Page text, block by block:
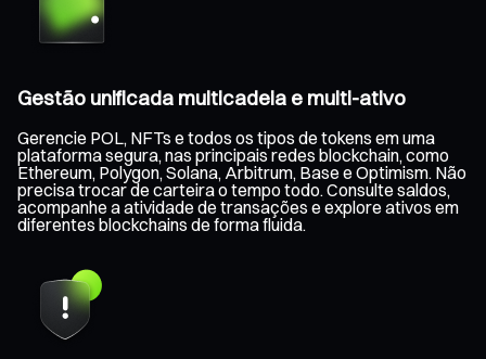
Gestão unificada multicadeia e multi-ativo
Gerencie POL, NFTs e todos os tipos de tokens em uma
plataforma segura, nas principais redes blockchain, como
Ethereum, Polygon, Solana, Arbitrum, Base e Optimism. Não
precisa trocar de carteira o tempo todo. Consulte saldos,
acompanhe a atividade de transações e explore ativos em
diferentes blockchains de forma fluida.